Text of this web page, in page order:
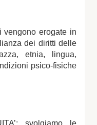
vengono erogate in
dei diritti delle
etnia, lingua,
psico-fisiche
svolgiamo le